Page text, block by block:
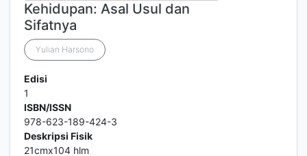
Kehidupan: Asal Usul dan
Sifatnya
Yulian Harsono
Edisi
1
ISBN/ISSN
978-623-189-424-3
Deskripsi Fisik
21cmx104 hlm